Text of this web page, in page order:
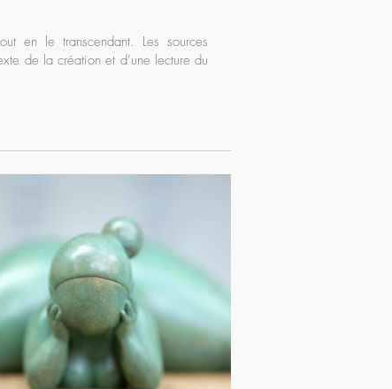
en le transcendant. Les sources
de la création et d’une lecture du